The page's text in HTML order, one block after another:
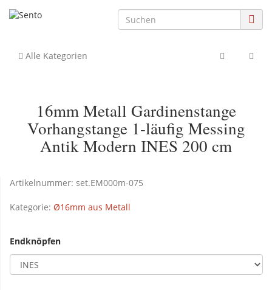
Alle Kategorien
16mm Metall Gardinenstange
Vorhangstange 1-läufig Messing
Antik Modern INES 200 cm
Artikelnummer: set.EM000m-075
Kategorie: Ø16mm aus Metall
Endknöpfen